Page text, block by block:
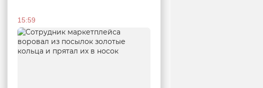
15:59